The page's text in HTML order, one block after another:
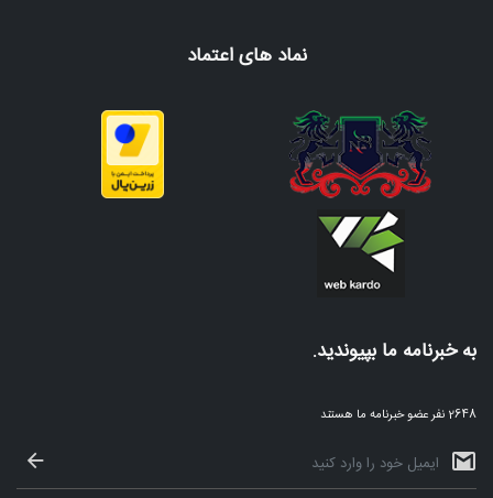
نماد های اعتماد
به خبرنامه ما بپیوندید.
2648 نفر عضو خبرنامه ما هستند